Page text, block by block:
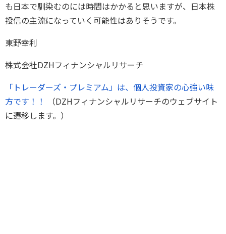
も日本で馴染むのには時間はかかると思いますが、日本株
投信の主流になっていく可能性はありそうです。
東野幸利
株式会社DZHフィナンシャルリサーチ
「トレーダーズ・プレミアム」は、個人投資家の心強い味
方です！！
（DZHフィナンシャルリサーチのウェブサイト
に遷移します。）